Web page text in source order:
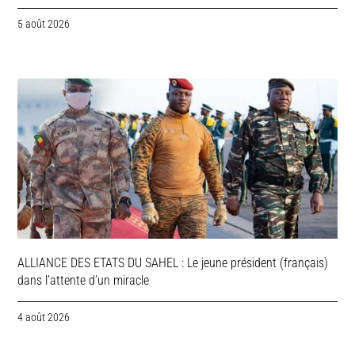
5 août 2026
ALLIANCE DES ETATS DU SAHEL : Le jeune président (français)
dans l’attente d’un miracle
4 août 2026